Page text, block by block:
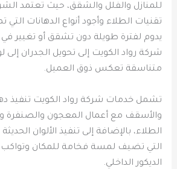
للمنازل والفلل والشقق، حيث تعتمد
تقنيات الطلاء وأجود أنواع الدهانات التي
يدوم لفترة طويلة دون تشقق أو تغيير
شركة رواد الكويت إلى تحويل الجدران إلى
متناسقة تعكس ذوق العميل.
تشمل خدمات شركة رواد الكويت تنفيذ
والأسقف مع أعمال المعجون والصنفرة
الطلاء، بالإضافة إلى تنفيذ الألوان
التي تضيف لمسة فخامة للمكان
الديكور الداخلي.